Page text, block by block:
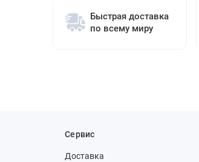
Быстрая доставка
по всему миру
Сервис
Доставка